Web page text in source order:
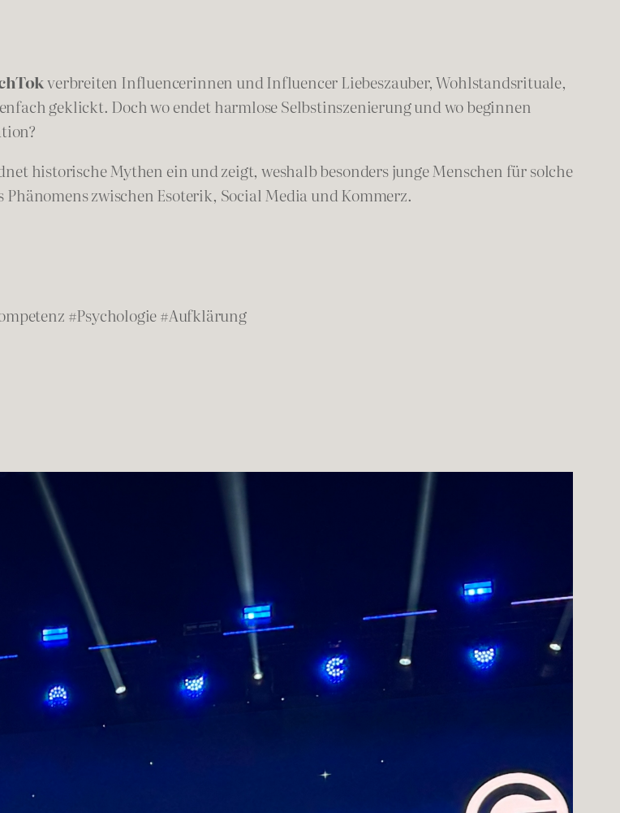
verbreiten Influencerinnen und Influencer Liebeszauber, Wohlstandsrituale,
geklickt. Doch wo endet harmlose Selbstinszenierung und wo beginnen
historische Mythen ein und zeigt, weshalb besonders junge Menschen für solche
zwischen Esoterik, Social Media und Kommerz.
#Psychologie #Aufklärung